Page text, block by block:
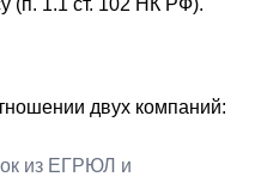
(п. 1.1 ст. 102 НК РФ).
двух компаний:
из ЕГРЮЛ и